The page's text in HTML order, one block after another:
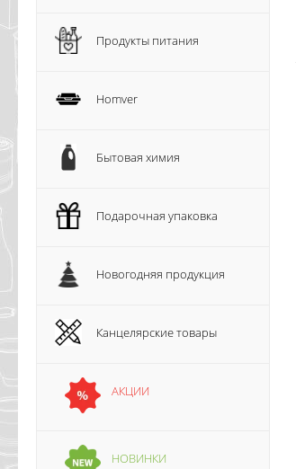
Продукты питания
Homver
Бытовая химия
Подарочная упаковка
Новогодняя продукция
Канцелярские товары
АКЦИИ
НОВИНКИ